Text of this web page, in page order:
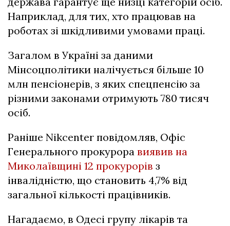
Наприклад, для тих, хто працював на
роботах зі шкідливими умовами праці.
Загалом в Україні за даними
Мінсоцполітики налічується більше 10
млн пенсіонерів, з яких спецпенсію за
різними законами отримують 780 тисяч
осіб.
Раніше Nikcenter повідомляв, Офіс
Генерального прокурора виявив на
Миколаївщині 12 прокурорів з
інвалідністю, що становить 4,7% від
загальної кількості працівників.
Нагадаємо, в Одесі групу лікарів та